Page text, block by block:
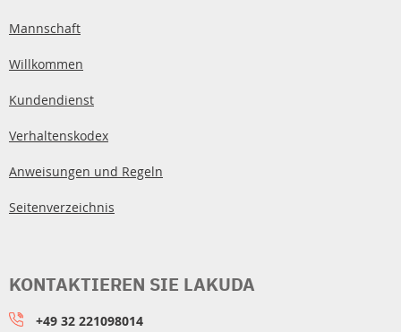
Mannschaft
Willkommen
Kundendienst
Verhaltenskodex
Anweisungen und Regeln
Seitenverzeichnis
KONTAKTIEREN SIE LAKUDA
+49 32 221098014